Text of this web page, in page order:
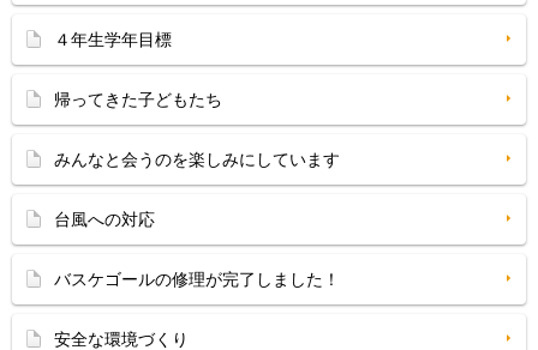
４年生学年目標
帰ってきた子どもたち
みんなと会うのを楽しみにしています
台風への対応
バスケゴールの修理が完了しました！
安全な環境づくり